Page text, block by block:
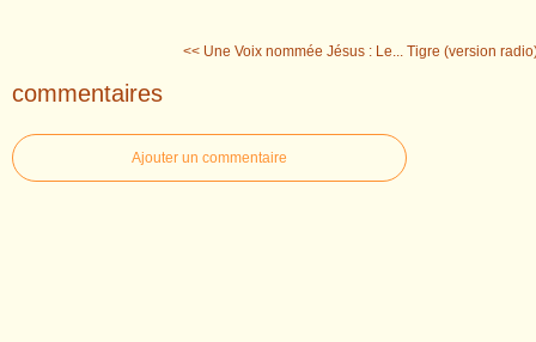
<< Une Voix nommée Jésus : Le... Tigre (version
commentaires
Ajouter un commentaire